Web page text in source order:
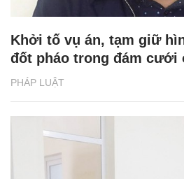
PHÁP LUẬT
Khởi tố vụ án, tạm giữ
đốt pháo trong đám cưới